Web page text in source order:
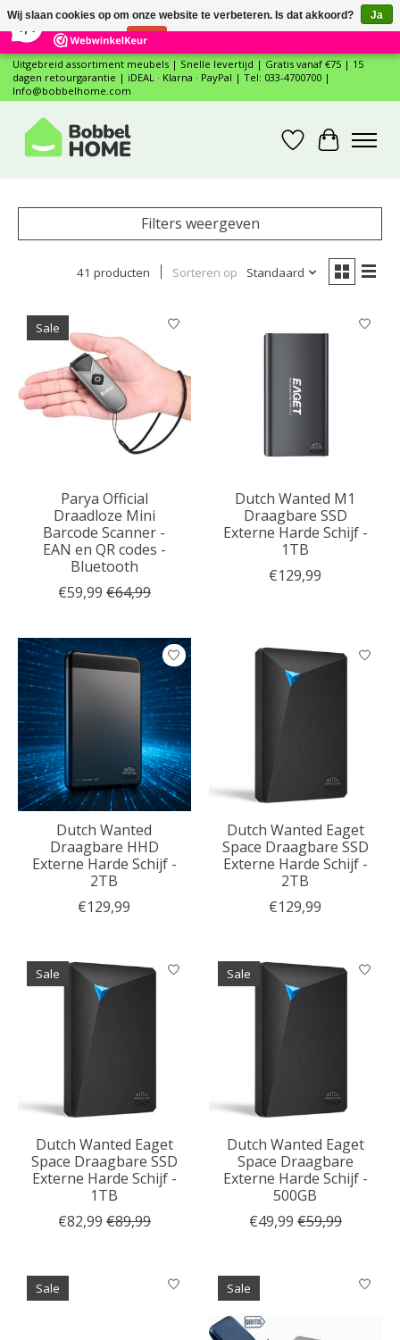
12 Reviews ×
Uitgebreid assortiment meubels | Snelle levertijd | Gratis vanaf €75 | 15
dagen retourgarantie | iDEAL · Klarna · PayPal | Tel: 033-4700700 |
Info@bobbelhome.com
Verlanglijst
Filters weergeven
41 producten Sorteren op Standaard
Sale
Parya Official
Draadloze Mini
Barcode Scanner -
EAN en QR codes -
Bluetooth
€59,99 €64,99
Dutch Wanted M1
Draagbare SSD
Externe Harde Schijf -
1TB
€129,99
Dutch Wanted
Draagbare HHD
Externe Harde Schijf -
2TB
€129,99
Dutch Wanted Eaget
Space Draagbare SSD
Externe Harde Schijf -
2TB
€129,99
Sale
Dutch Wanted Eaget
Space Draagbare SSD
Externe Harde Schijf -
1TB
€82,99 €89,99
Sale
Dutch Wanted Eaget
Space Draagbare
Externe Harde Schijf -
500GB
€49,99 €59,99
Sale Sale
Wij slaan cookies op om onze website te verbeteren. Is dat akkoord?
Ja
Nee